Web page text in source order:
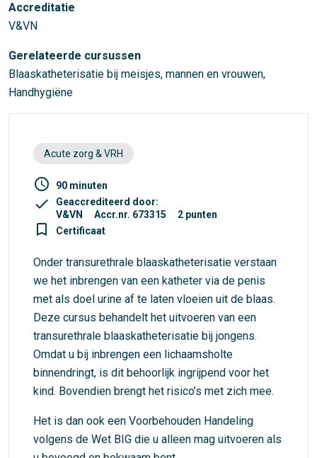
Accreditatie
V&VN
Gerelateerde cursussen
Blaaskatheterisatie bij meisjes, mannen en vrouwen,
Handhygiëne
Acute zorg & VRH
access_time 90 minuten
check
Geaccrediteerd door:
V&VN
Accr.nr. 673315 2 punten
turned_in_not Certificaat
Onder transurethrale blaaskatheterisatie verstaan
we het inbrengen van een katheter via de penis
met als doel urine af te laten vloeien uit de blaas.
Deze cursus behandelt het uitvoeren van een
transurethrale blaaskatheterisatie bij jongens.
Omdat u bij inbrengen een lichaamsholte
binnendringt, is dit behoorlijk ingrijpend voor het
kind. Bovendien brengt het risico’s met zich mee.
Het is dan ook een Voorbehouden Handeling
volgens de Wet BIG die u alleen mag uitvoeren als